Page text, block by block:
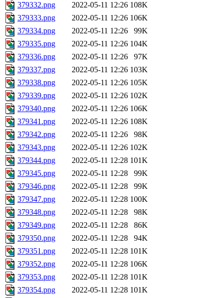
379332.png
2022-05-11 12:26 108K
379333.png
2022-05-11 12:26 106K
379334.png
2022-05-11 12:26
99K
379335.png
2022-05-11 12:26 104K
379336.png
2022-05-11 12:26
97K
379337.png
2022-05-11 12:26 103K
379338.png
2022-05-11 12:26 105K
379339.png
2022-05-11 12:26 102K
379340.png
2022-05-11 12:26 106K
379341.png
2022-05-11 12:26 108K
379342.png
2022-05-11 12:26
98K
379343.png
2022-05-11 12:26 102K
379344.png
2022-05-11 12:28 101K
379345.png
2022-05-11 12:28
99K
379346.png
2022-05-11 12:28
99K
379347.png
2022-05-11 12:28 100K
379348.png
2022-05-11 12:28
98K
379349.png
2022-05-11 12:28
86K
379350.png
2022-05-11 12:28
94K
379351.png
2022-05-11 12:28 101K
379352.png
2022-05-11 12:28 106K
379353.png
2022-05-11 12:28 101K
379354.png
2022-05-11 12:28 101K